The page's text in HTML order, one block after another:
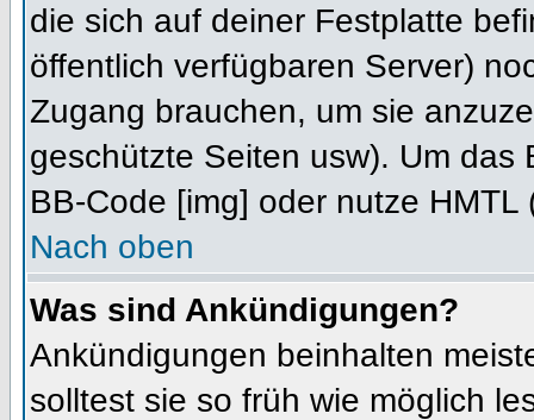
die sich auf deiner Festplatte
öffentlich verfügbaren Server)
Zugang brauchen, um sie
geschützte Seiten usw). Um
BB-Code [img] oder nutze HMTL
Nach oben
Was sind Ankündigungen?
Ankündigungen beinhalten
solltest sie so früh wie möglich